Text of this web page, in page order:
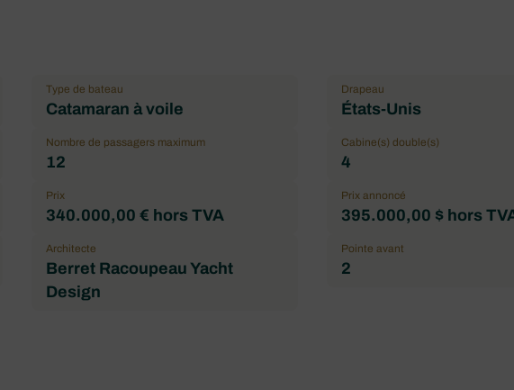
Type de bateau
Catamaran à voile
Drapeau
États-Unis
Nombre de passagers maximum
12
Cabine(s) double(s)
4
Prix
340.000,00 € hors TVA
Prix annoncé
395.000,00 $ hors
Architecte
Berret Racoupeau Yacht
Design
Pointe avant
2